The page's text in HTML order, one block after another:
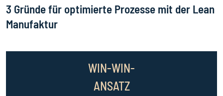
3 Gründe für optimierte Prozesse mit der Lean
Manufaktur
WIN-WIN-
ANSATZ